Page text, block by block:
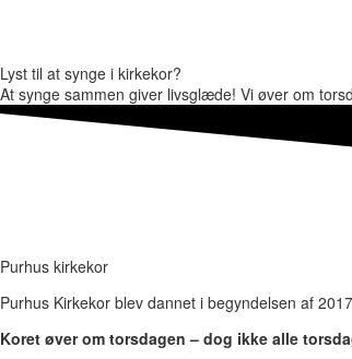
Lyst til at synge i kirkekor?
At synge sammen giver livsglæde! Vi øver om
Purhus kirkekor
Purhus Kirkekor blev dannet i begyndelsen af
Koret øver om torsdagen – dog ikke alle